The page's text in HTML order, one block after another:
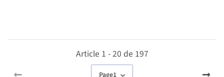
Article 1 - 20 de 197